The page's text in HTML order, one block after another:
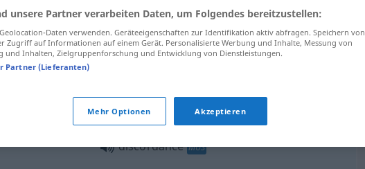
discordancea.des couleurs
discordance MUS
unsere Partner verarbeiten Daten, um Folgendes bereitzustellen:
Daten verwenden. Geräteeigenschaften zur Identifikation aktiv abfragen. Speichern von
Zugriff auf Informationen auf einem Gerät. Personalisierte Werbung und Inhalte, Messung von
und Inhalten, Zielgruppenforschung und Entwicklung von Dienstleistungen.
Partner (Lieferanten)
Mehr Optionen Akzeptieren